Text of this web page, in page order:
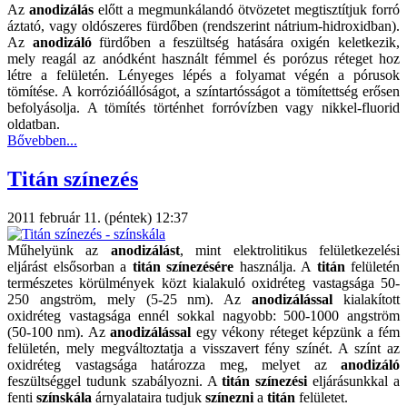
Az anodizálás előtt a megmunkálandó ötvözetet megtisztítjuk forró
áztató, vagy oldószeres fürdőben (rendszerint nátrium-hidroxidban).
Az anodizálófürdőben a feszültség hatására oxigén keletkezik,
mely reagál az anódként használt fémmel és porózus réteget hoz
létre a felületén. Lényeges lépés a folyamat végén a pórusok
tömítése. A korrózióállóságot, a színtartósságot a tömítettség erősen
befolyásolja. A tömítés történhet forróvízben vagy nikkel-fluorid
oldatban.
Bővebben...
Titán színezés
2011 február 11. (péntek) 12:37
Műhelyünk az anodizálást, mint elektrolitikus felületkezelési
eljárást elsősorban a titán színezésére használja. A titán felületén
természetes körülmények közt kialakuló oxidréteg vastagsága 50-
250 angström, mely (5-25 nm). Azanodizálássalkialakított
oxidréteg vastagsága ennél sokkal nagyobb: 500-1000 angström
(50-100 nm). Azanodizálással egy vékony réteget képzünk a fém
felületén, mely megváltoztatja a visszavert fény színét. A színt az
oxidréteg vastagsága határozza meg, melyet az anodizáló
feszültséggel tudunk szabályozni. Atitán színezésieljárásunkkal a
fenti színskála árnyalataira tudjuk színezni a titán felületet.